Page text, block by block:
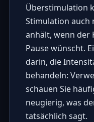
Überstimulation
Stimulation auch
anhält, wenn der
Pause wünscht.
darin, die
behandeln:
schauen Sie
neugierig, was
tatsächlich sagt.